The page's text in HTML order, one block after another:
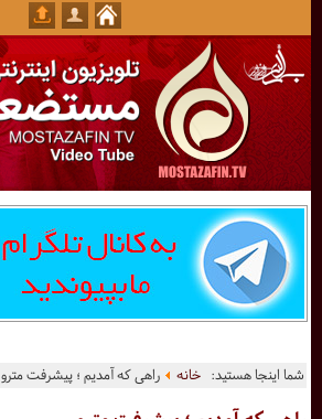
شما اینجا هستید:خانه راهی که آمدیم ؛ پیشرفت مترو